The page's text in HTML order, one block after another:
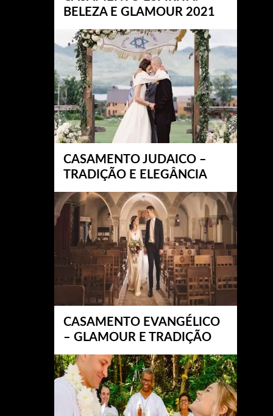
BELEZA E GLAMOUR 2021
CASAMENTO JUDAICO –
TRADIÇÃO E ELEGÂNCIA
CASAMENTO EVANGÉLICO
– GLAMOUR E TRADIÇÃO